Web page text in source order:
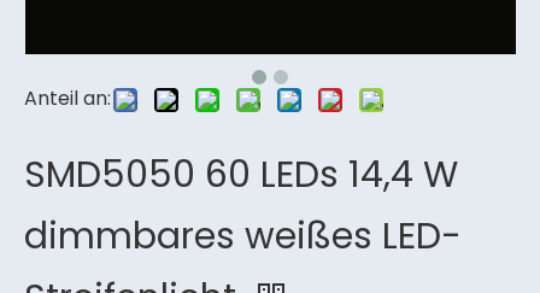
Anteil an:
SMD5050 60 LEDs 14,4 W
dimmbares weißes LED-